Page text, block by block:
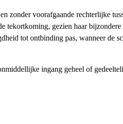
zonder voorafgaande rechterlijke
tekortkoming, gezien haar
tot ontbinding pas, wanneer de
ingang geheel of